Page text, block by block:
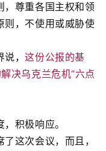
，尊重各国主权和领
则，不使用或威胁使
说，这份公报的基
决乌克兰危机“六点
积极响应。
这次会议，而且，